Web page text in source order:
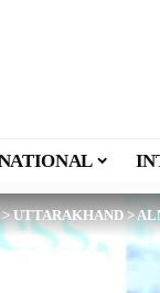
>UTTARAKHAND>